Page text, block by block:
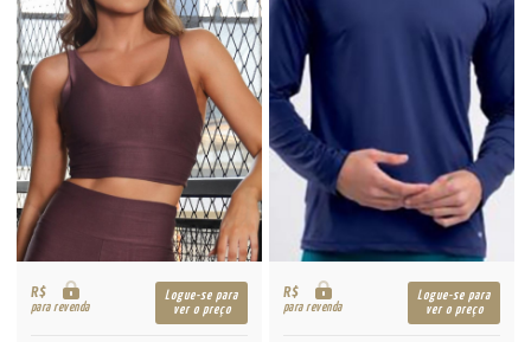
R$
para revenda
Logue-se para
ver o preço
R$
para revenda
Logue-se para
ver o preço